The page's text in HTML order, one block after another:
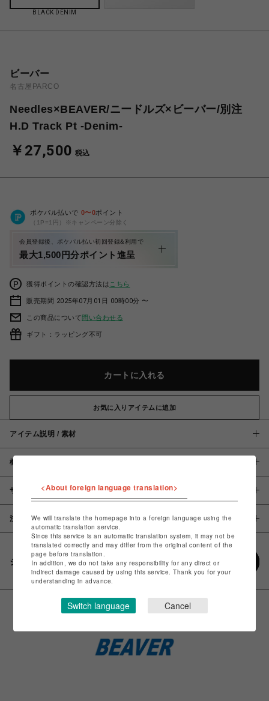
BLACK DENIM
ビーバー
名古屋PARCO
Needles×BEAVER/ニードルズ×ビーバー/別注
H.D Track Pt -Denim-
￥27,500 税込
ポケパル払いで 0〜0ポイント
（1P=1円）※キャンペーン分除く
会員登録後、ポケパル払い初回登録&利用で
最大1,500円分ポイント進呈
獲得ポイントの確認方法は こちら
販売期間 2025年07月01日 00時00分 〜
この商品について問い合わせる
ギフト：ラッピング不可
カートに入れる
お気に入りアイテムに追加
アイテム説明 / 素材
概要
サイズ
注意事項
シェアする
<About foreign language translation>
We will translate the homepage into a foreign language using the
automatic translation service.
Since this service is an automatic translation system, it may not be
translated correctly and may differ from the original content of the
page before translation.
In addition, we do not take any responsibility for any direct or
indirect damage caused by using this service. Thank you for your
understanding in advance.
Switch language Cancel